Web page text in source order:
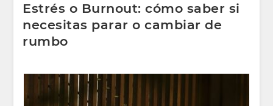
Estrés o Burnout: cómo saber si
necesitas parar o cambiar de
rumbo